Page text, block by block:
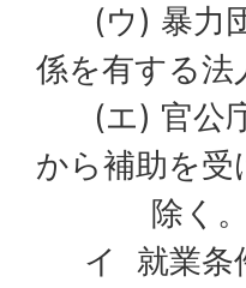
(ウ) 暴力団
係を有する法
(エ) 官公庁
から補助を受
除く。）
イ 就業条